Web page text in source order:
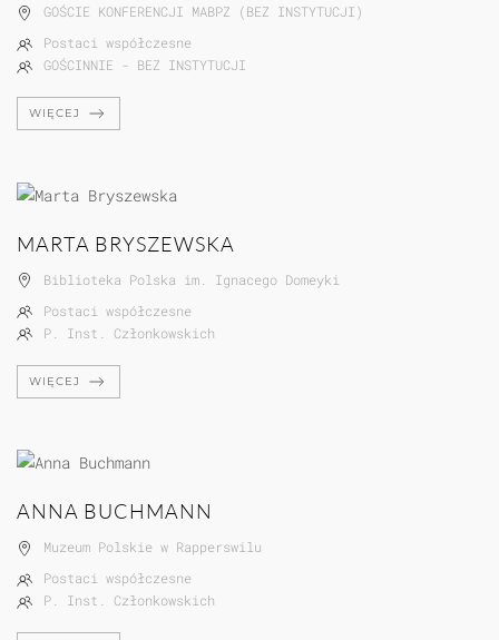
GOŚCIE KONFERENCJI MABPZ (BEZ INSTYTUCJI)
Postaci współczesne
GOŚCINNIE - BEZ INSTYTUCJI
WIĘCEJ
MARTA BRYSZEWSKA
Biblioteka Polska im. Ignacego Domeyki
Postaci współczesne
P. Inst. Członkowskich
WIĘCEJ
ANNA BUCHMANN
Muzeum Polskie w Rapperswilu
Postaci współczesne
P. Inst. Członkowskich